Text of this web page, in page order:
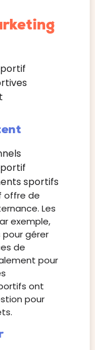
sportifs
offre de
Les
exemple,
gérer
de
pour
ont
pour